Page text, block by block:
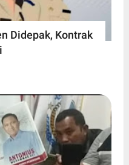
Didepak, Kontrak